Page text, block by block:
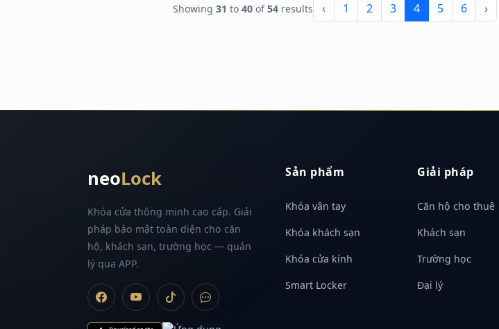
Showing 31 to 40of54results ‹ 1 2 3 4 5 6 ›
neoLock
Khóa cửa thông minh cao cấp. Giải
pháp bảo mật toàn diện cho căn
hộ, khách sạn, trường học — quản
lý qua APP.
Sản phẩm
Khóa vân tay
Khóa khách sạn
Khóa cửa kính
Smart Locker
Giải pháp
Căn hộ cho thuê
Khách sạn
Trường học
Đại lý